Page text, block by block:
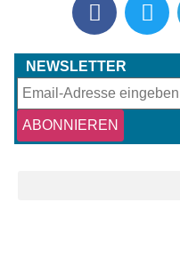
NEWSLETTER